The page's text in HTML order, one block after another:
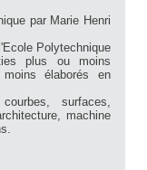
par Marie Henri
Polytechnique
plus ou moins
élaborés en
surfaces,
machine